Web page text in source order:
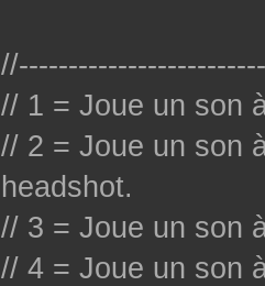
// 1 = Joue un son
// 2 = Joue un son
headshot.
// 3 = Joue un son
// 4 = Joue un son